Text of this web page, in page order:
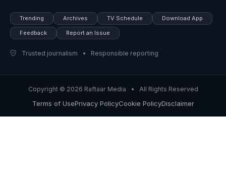
Trending Archives TV Schedule Download App
Feedback Report an Issue
Trusted journalism • Responsible reporting
Copyright © 2026 Raftaar Media • All Rights Reserved
Terms of UsePrivacy PolicyCookie PolicyDisclaimer